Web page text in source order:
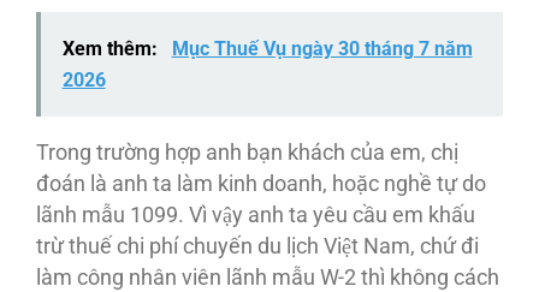
Xem thêm:
Mục Thuế Vụ ngày 30 tháng 7 năm
2026
Trong trường hợp anh bạn khách của em, chị
đoán là anh ta làm kinh doanh, hoặc nghề tự do
lãnh mẫu 1099. Vì vậy anh ta yêu cầu em khấu
trừ thuế chi phí chuyến du lịch Việt Nam, chứ đi
làm công nhân viên lãnh mẫu W-2 thì không cách